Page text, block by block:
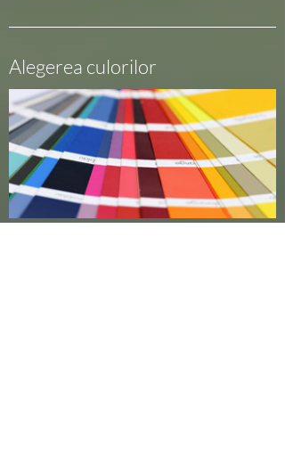
Alegerea culorilor